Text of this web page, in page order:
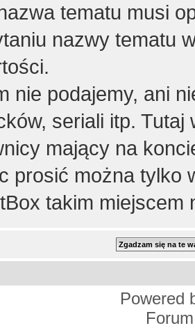
tematu musi
nazwy tematu
nie podajemy, ani
seriali itp. Tutaj
mający na
prosić można tylko
takim miejscem
Powered